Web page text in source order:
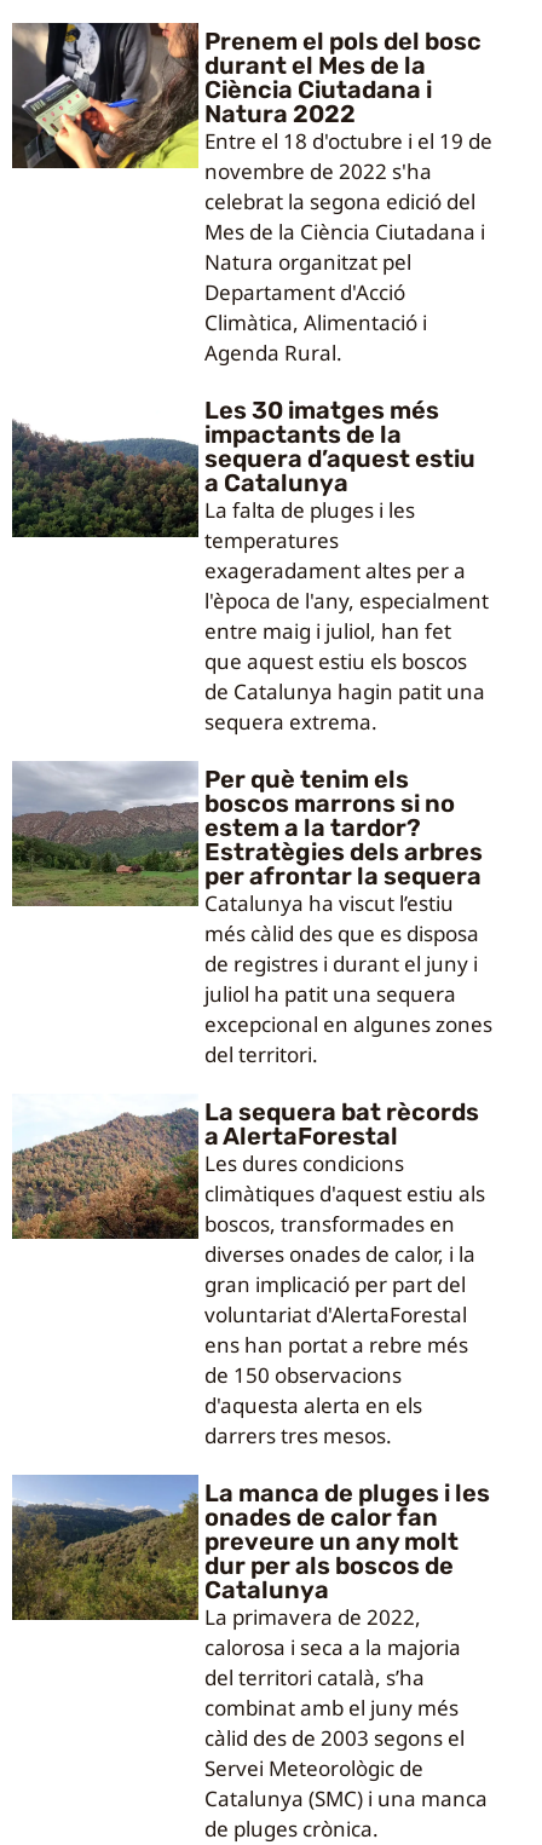
Prenem el pols del bosc
durant el Mes de la
Ciència Ciutadana i
Natura 2022
Entre el 18 d'octubre i el 19 de
novembre de 2022 s'ha
celebrat la segona edició del
Mes de la Ciència Ciutadana i
Natura organitzat pel
Departament d'Acció
Climàtica, Alimentació i
Agenda Rural.
Les 30 imatges més
impactants de la
sequera d’aquest estiu
a Catalunya
La falta de pluges i les
temperatures
exageradament altes per a
l'època de l'any, especialment
entre maig i juliol, han fet
que aquest estiu els boscos
de Catalunya hagin patit una
sequera extrema.
Per què tenim els
boscos marrons si no
estem a la tardor?
Estratègies dels arbres
per afrontar la sequera
Catalunya ha viscut l’estiu
més càlid des que es disposa
de registres i durant el juny i
juliol ha patit una sequera
excepcional en algunes zones
del territori.
La sequera bat rècords
a AlertaForestal
Les dures condicions
climàtiques d'aquest estiu als
boscos, transformades en
diverses onades de calor, i la
gran implicació per part del
voluntariat d'AlertaForestal
ens han portat a rebre més
de 150 observacions
d'aquesta alerta en els
darrers tres mesos.
La manca de pluges i les
onades de calor fan
preveure un any molt
dur per als boscos de
Catalunya
La primavera de 2022,
calorosa i seca a la majoria
del territori català, s’ha
combinat amb el juny més
càlid des de 2003 segons el
Servei Meteorològic de
Catalunya (SMC) i una manca
de pluges crònica.